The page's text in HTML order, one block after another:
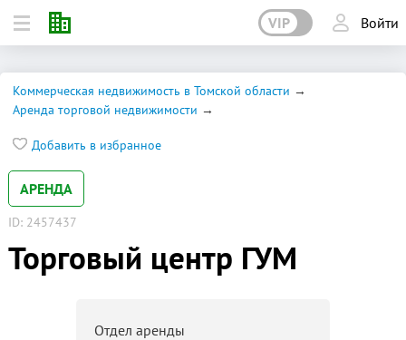
VIP Войти
Коммерческая недвижимость в Томской области
Аренда торговой недвижимости
Добавить в избранное
АРЕНДА
ID: 2457437
Торговый центр ГУМ
Отдел аренды